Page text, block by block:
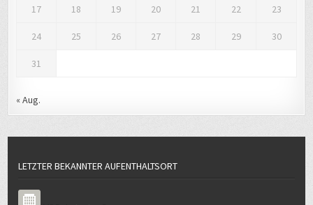
17 18 19 20 21 22 23
24 25 26 27 28 29 30
31
« Aug.
LETZTER BEKANNTER AUFENTHALTSORT